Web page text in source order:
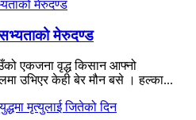
मेरुदण्ड
एकजना वृद्ध किसान आफ्नो
उभिएर केही बेर मौन बसे । हल्का...